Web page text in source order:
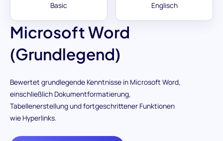
Microsoft Word
(Grundlegend)
Bewertet grundlegende Kenntnisse in Microsoft Word,
einschließlich Dokumentformatierung,
Tabellenerstellung und fortgeschrittener Funktionen
wie Hyperlinks.
Basic Englisch